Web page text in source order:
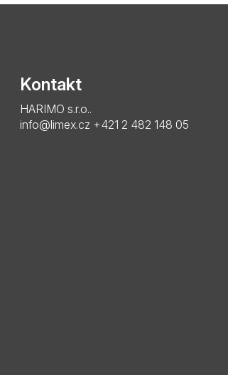
Kontakt
HARIMO s.r.o..
info@limex.cz +421 2 482 148 05